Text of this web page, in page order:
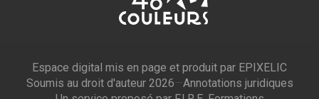
Espace digital mis en page et produit par EPIXELIC
—
Soumis au droit d'auteur 2026—Annotations juridiques